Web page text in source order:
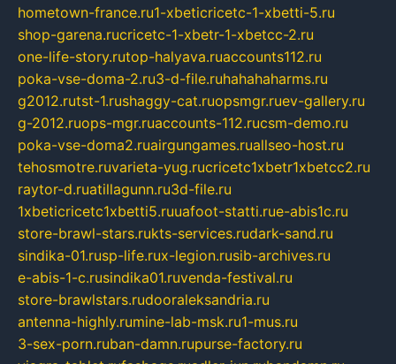
hometown-france.ru1-xbeticricetc-1-xbetti-5.ru
shop-garena.rucricetc-1-xbetr-1-xbetcc-2.ru
one-life-story.rutop-halyava.ruaccounts112.ru
poka-vse-doma-2.ru3-d-file.ruhahahaharms.ru
g2012.rutst-1.rushaggy-cat.ruopsmgr.ruev-gallery.ru
g-2012.ruops-mgr.ruaccounts-112.rucsm-demo.ru
poka-vse-doma2.ruairgungames.ruallseo-host.ru
tehosmotre.ruvarieta-yug.rucricetc1xbetr1xbetcc2.ru
raytor-d.ruatillagunn.ru3d-file.ru
1xbeticricetc1xbetti5.ruuafoot-statti.rue-abis1c.ru
store-brawl-stars.rukts-services.rudark-sand.ru
sindika-01.rusp-life.rux-legion.rusib-archives.ru
e-abis-1-c.rusindika01.ruvenda-festival.ru
store-brawlstars.rudooraleksandria.ru
antenna-highly.rumine-lab-msk.ru1-mus.ru
3-sex-porn.ruban-damn.rupurse-factory.ru